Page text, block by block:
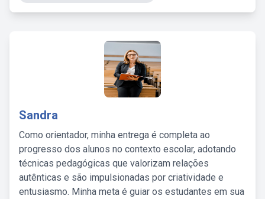
Sandra
Como orientador, minha entrega é completa ao
progresso dos alunos no contexto escolar, adotando
técnicas pedagógicas que valorizam relações
autênticas e são impulsionadas por criatividade e
entusiasmo. Minha meta é guiar os estudantes em sua